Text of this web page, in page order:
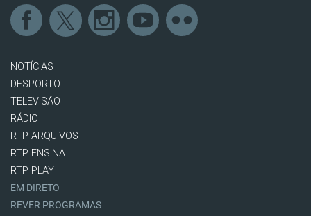
NOTÍCIAS
DESPORTO
TELEVISÃO
RÁDIO
RTP ARQUIVOS
RTP ENSINA
RTP PLAY
EM DIRETO
REVER PROGRAMAS